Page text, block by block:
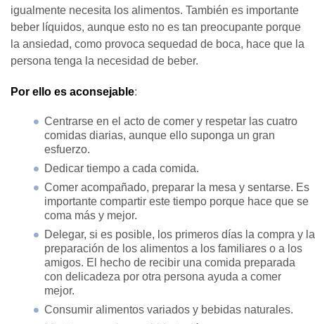
igualmente necesita los alimentos. También es importante
beber líquidos, aunque esto no es tan preocupante porque
la ansiedad, como provoca sequedad de boca, hace que la
persona tenga la necesidad de beber.
Por ello es aconsejable:
Centrarse en el acto de comer y respetar las cuatro
comidas diarias, aunque ello suponga un gran
esfuerzo.
Dedicar tiempo a cada comida.
Comer acompañado, preparar la mesa y sentarse. Es
importante compartir este tiempo porque hace que se
coma más y mejor.
Delegar, si es posible, los primeros días la compra y la
preparación de los alimentos a los familiares o a los
amigos. El hecho de recibir una comida preparada
con delicadeza por otra persona ayuda a comer
mejor.
Consumir alimentos variados y bebidas naturales.